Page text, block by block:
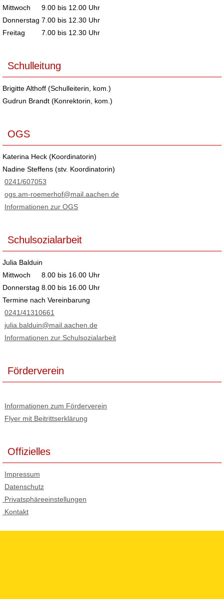
Mittwoch
9.00 bis 12.00 Uhr
Donnerstag 7.00 bis 12.30 Uhr
Freitag
7.00 bis 12.30 Uhr
Schulleitung
Brigitte Althoff (Schulleiterin, kom.)
Gudrun Brandt (Konrektorin, kom.)
OGS
Katerina Heck (Koordinatorin)
Nadine Steffens (stv. Koordinatorin)
0241/607053
ogs.am-roemerhof@mail.aachen.de
Informationen zur OGS
Schulsozialarbeit
Julia Balduin
Mittwoch
8.00 bis 16.00 Uhr
Donnerstag 8.00 bis 16.00 Uhr
Termine nach Vereinbarung
0241/41310661
julia.balduin@mail.aachen.de
Informationen zur Schulsozialarbeit
Förderverein
Informationen zum Förderverein
Flyer mit Beitrittserklärung
Offizielles
Impressum
Datenschutz
Privatsphäreeinstellungen
Kontakt